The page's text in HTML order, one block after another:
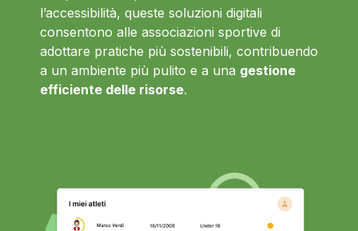
l’accessibilità, queste soluzioni digitali
consentono alle associazioni sportive di
adottare pratiche più sostenibili, contribuendo
a un ambiente più pulito e a una gestione
efficiente delle risorse.